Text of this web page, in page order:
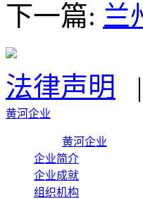
下一篇: 兰
法律声明
黄河企业
黄河企业
企业简介
企业成就
组织机构